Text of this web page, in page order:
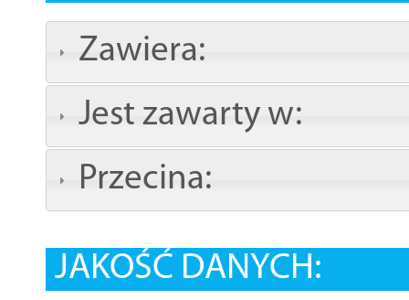
Zawiera:
Jest zawarty w:
Przecina:
JAKOŚĆ DANYCH: